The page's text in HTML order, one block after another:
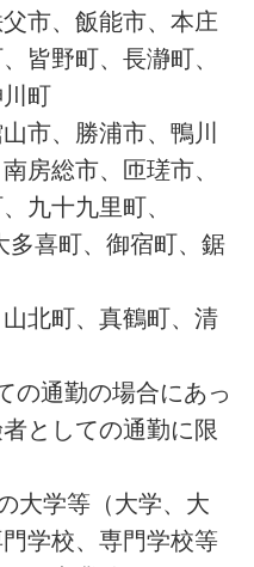
飯能市、本庄
皆野町、長瀞町、
町
勝浦市、鴨川
房総市、匝瑳市、
九十九里町、
、御宿町、鋸
、真鶴町、清
勤の場合にあっ
としての通勤に限
学等（大学、大
学校、専門学校等